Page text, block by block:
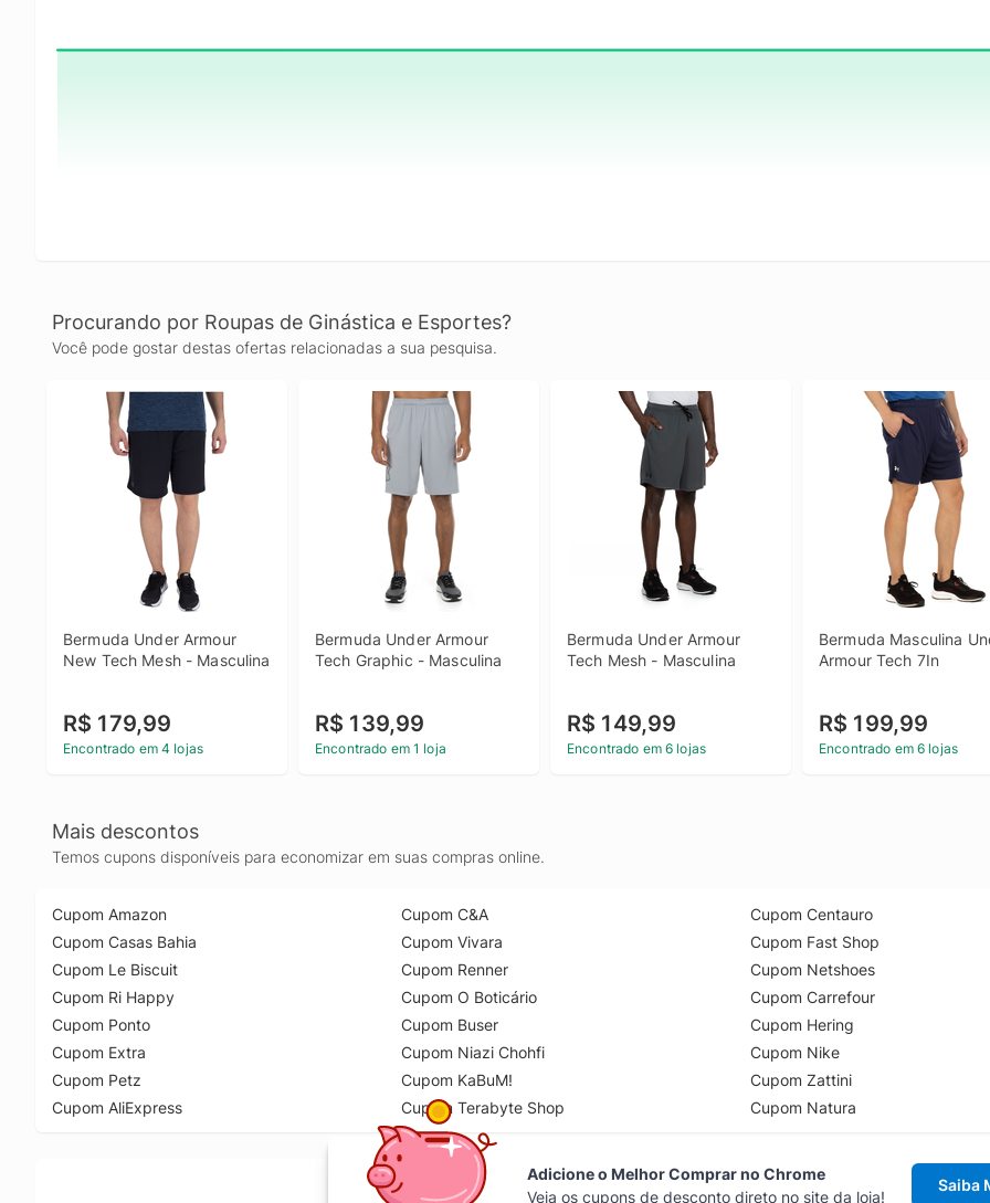
Procurando por Roupas de Ginástica e Esportes?
Você pode gostar destas ofertas relacionadas a sua pesquisa.
Bermuda Under Armour
New Tech Mesh - Masculina
R$ 179,99
Encontrado em 4 lojas
Bermuda Under Armour
Tech Graphic - Masculina
R$ 139,99
Encontrado em 1 loja
Bermuda Under Armour
Tech Mesh - Masculina
R$ 149,99
Encontrado em 6 lojas
Bermuda Masculina
Armour Tech 7In
R$ 199,99
Encontrado em 6 lojas
Mais descontos
Temos cupons disponíveis para economizar em suas compras online.
Cupom Amazon
Cupom Casas Bahia
Cupom Le Biscuit
Cupom Ri Happy
Cupom Ponto
Cupom Extra
Cupom Petz
Cupom AliExpress
Cupom C&A
Cupom Vivara
Cupom Renner
Cupom O Boticário
Cupom Buser
Cupom Niazi Chohfi
Cupom KaBuM!
Cupom Terabyte Shop
Cupom Centauro
Cupom Fast Shop
Cupom Netshoes
Cupom Carrefour
Cupom Hering
Cupom Nike
Cupom Zattini
Cupom Natura
Adicione o Melhor Comprar no Chrome
Veja os cupons de desconto direto no site da loja!
Saiba